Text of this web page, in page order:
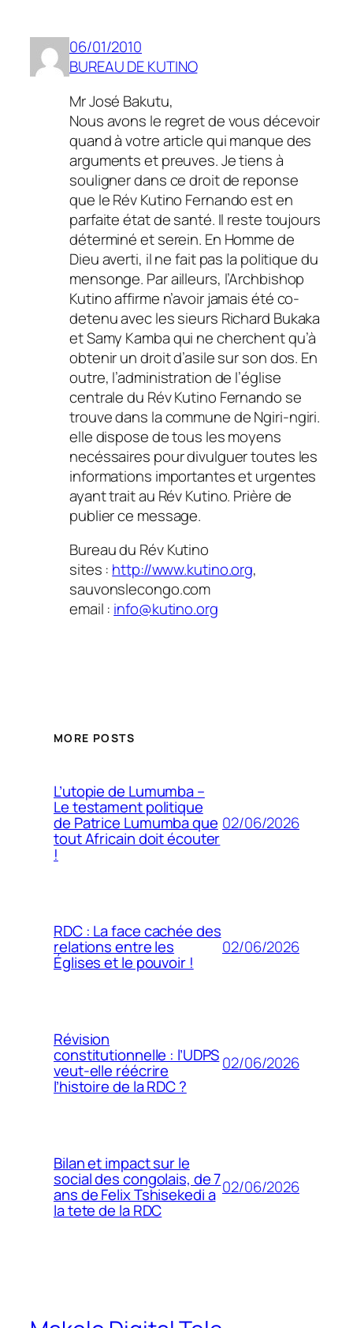
06/01/2010
BUREAU DE KUTINO
Mr José Bakutu,
Nous avons le regret de vous décevoir
quand à votre article qui manque des
arguments et preuves. Je tiens à
souligner dans ce droit de reponse
que le Rév Kutino Fernando est en
parfaite état de santé. Il reste toujours
déterminé et serein. En Homme de
Dieu averti, il ne fait pas la politique du
mensonge. Par ailleurs, l’Archbishop
Kutino affirme n’avoir jamais été co-
detenu avec les sieurs Richard Bukaka
et Samy Kamba qui ne cherchent qu’à
obtenir un droit d’asile sur son dos. En
outre, l’administration de l’église
centrale du Rév Kutino Fernando se
trouve dans la commune de Ngiri-ngiri.
elle dispose de tous les moyens
necéssaires pour divulguer toutes les
informations importantes et urgentes
ayant trait au Rév Kutino. Prière de
publier ce message.
Bureau du Rév Kutino
sites : http://www.kutino.org,
sauvonslecongo.com
email : info@kutino.org
MORE POSTS
L’utopie de Lumumba –
Le testament politique
de Patrice Lumumba que
tout Africain doit écouter
!
02/06/2026
RDC : La face cachée des
relations entre les
Églises et le pouvoir !
02/06/2026
Révision
constitutionnelle : l’UDPS
veut-elle réécrire
l’histoire de la RDC ?
02/06/2026
Bilan et impact sur le
social des congolais, de 7
ans de Felix Tshisekedi a
la tete de la RDC
02/06/2026